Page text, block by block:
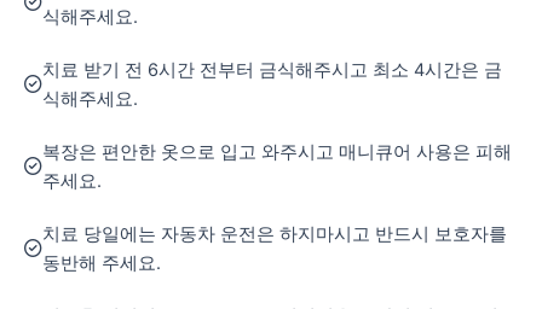
식해주세요.
치료 받기 전 6시간 전부터 금식해주시고 최소 4시간은 금
식해주세요.
복장은 편안한 옷으로 입고 와주시고 매니큐어 사용은 피해
주세요.
치료 당일에는 자동차 운전은 하지마시고 반드시 보호자를
동반해 주세요.